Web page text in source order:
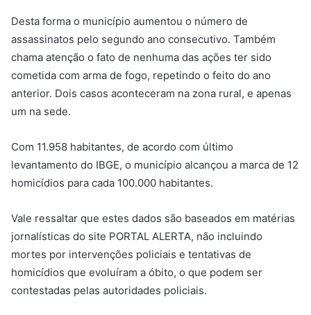
Desta forma o município aumentou o número de
assassinatos pelo segundo ano consecutivo. Também
chama atenção o fato de nenhuma das ações ter sido
cometida com arma de fogo, repetindo o feito do ano
anterior. Dois casos aconteceram na zona rural, e apenas
um na sede.
Com 11.958 habitantes, de acordo com último
levantamento do IBGE, o município alcançou a marca de 12
homicídios para cada 100.000 habitantes.
Vale ressaltar que estes dados são baseados em matérias
jornalísticas do site PORTAL ALERTA, não incluindo
mortes por intervenções policiais e tentativas de
homicídios que evoluíram a óbito, o que podem ser
contestadas pelas autoridades policiais.